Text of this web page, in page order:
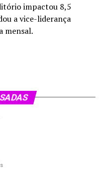
impactou 8,5
a vice-liderança
mensal.